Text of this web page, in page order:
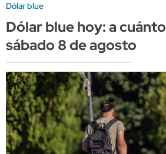
Dólar blue
Dólar blue hoy: a
sábado 8 de agosto